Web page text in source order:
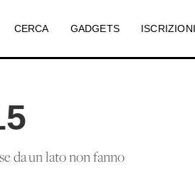
CERCA GADGETS ISCRIZIONI
da un lato non fanno